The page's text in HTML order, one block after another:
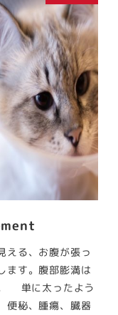
える、お腹が張っ
ます。腹部膨満は
。 単に太ったよう
便秘、腫瘍、臓器